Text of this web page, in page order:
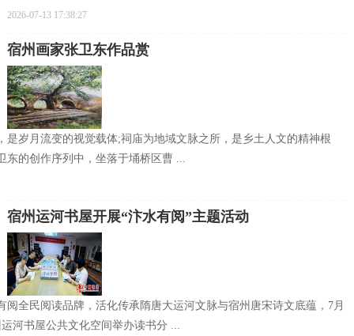
2026-07-13 17:38:27
宿州画家张卫东作品赏
是岁月流变的视觉载体;祠庙为地域文脉之所，是乡土人文的精神根
东的创作序列中，坐落于埇桥区曹 ...
宿州运河书屋开展“汴水有阅”主题活动
阅全民阅读品牌，活化传承隋唐大运河文脉与宿州唐宋诗文底蕴，7月
河书屋公共文化空间举办读书分 ...